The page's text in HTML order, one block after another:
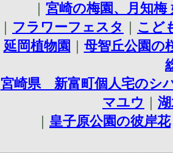
｜ 宮崎の梅園、月知梅
｜ フラワーフェスタ ｜ こど
延岡植物園 ｜ 母智丘公園の
宮崎県 新富町個人宅のシ
マユウ ｜
｜ 皇子原公園の彼岸花